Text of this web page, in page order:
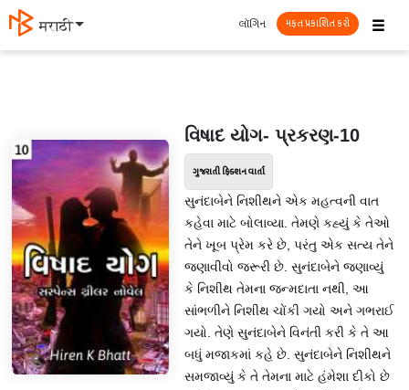
मराठी ☰
લૉગિન મફત પ્રકાશિત કરો
વિષાદ યોગ- પ્રકરણ-10
ગુજરાતી ફિક્શન વાર્તા
સુનંદાબેને નિશીથને એક મહત્વની વાત
કહેવા માટે બોલાવ્યા. તેમણે કહ્યું કે તેઓ
તેને ખૂબ પ્રેમ કરે છે, પરંતુ એક સત્ય તેને
જણાવીવો જરૂરી છે. સુનંદાબેને જણાવ્યું
કે નિશીથ તેમના જન્મદાતા નથી, આ
સાંભળીને નિશીથ ચોંકી ગયો અને ગભરાઈ
ગયો. તેણે સુનંદાબેને વિનંતી કરી કે તે આ
બધું મજાકમાં કહે છે. સુનંદાબેને નિશીથને
સમજાવ્યું કે તે તેમના માટે હંમેશા દીકો છે